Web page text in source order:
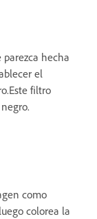
hecha
el
filtro
como
colorea la